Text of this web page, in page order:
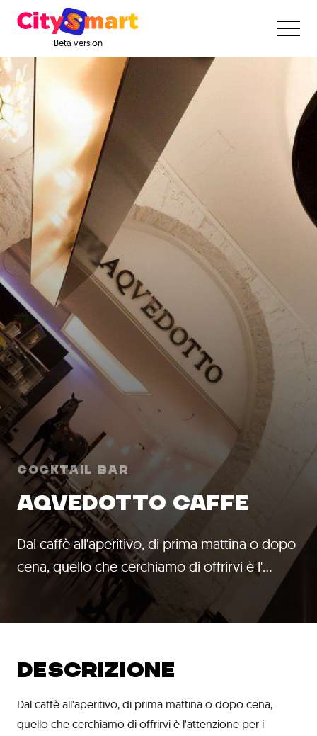
Beta version
Cocktail Bar
AQVEDOTTO CAFFE
Dal caffè all'aperitivo, di prima mattina o dopo
cena, quello che cerchiamo di offrirvi è l'…
DESCRIZIONE
Dal caffè all'aperitivo, di prima mattina o dopo cena,
quello che cerchiamo di offrirvi è l'attenzione per i